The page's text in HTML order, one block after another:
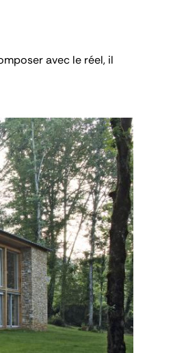
avec le réel, il